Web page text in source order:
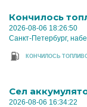
Кончилось
2026-08-06 18:26:50
Санкт-Петербург,
КОНЧИЛОСЬ
Cел
2026-08-06 16:34:22